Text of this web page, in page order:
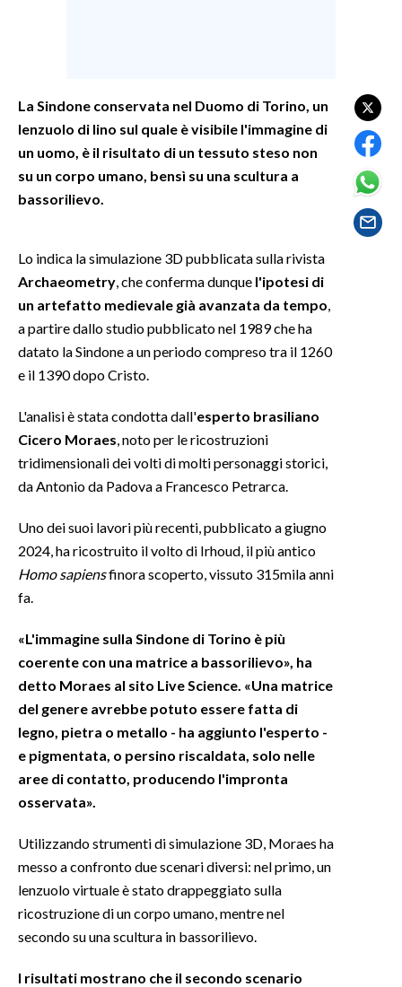
SPETTACOLI
GOSSIP
SALUTE
SARDI NEL MONDO
#CARAUNIONE
INSULARITÀ
ABBONATI
ANNUNCI
NECROLOGI
STORE
La Sindone conservata nel Duomo di Torino, un
lenzuolo di lino sul quale è visibile l'immagine di
un uomo, è il risultato di un tessuto steso non
su un corpo umano, bensì su una scultura a
bassorilievo.
Lo indica la simulazione 3D pubblicata sulla rivista
Archaeometry , che conferma dunque l'ipotesi di
un artefatto medievale già avanzata da tempo
a partire dallo studio pubblicato nel 1989 che ha
datato la Sindone a un periodo compreso tra il 1260
e il 1390 dopo Cristo.
L'analisi è stata condotta dall'esperto brasiliano
Cicero Moraes , noto per le ricostruzioni
tridimensionali dei volti di molti personaggi storici,
da Antonio da Padova a Francesco Petrarca.
Uno dei suoi lavori più recenti, pubblicato a giugno
2024, ha ricostruito il volto di Irhoud, il più antico
Homo sapiensfinora scoperto, vissuto 315mila anni
fa.
«L'immagine sulla Sindone di Torino è più
coerente con una matrice a bassorilievo», ha
detto Moraes al sito Live Science. «Una matrice
del genere avrebbe potuto essere fatta di
legno, pietra o metallo - ha aggiunto l'esperto -
e pigmentata, o persino riscaldata, solo nelle
aree di contatto, producendo l'impronta
osservata».
Utilizzando strumenti di simulazione 3D, Moraes ha
messo a confronto due scenari diversi: nel primo, un
lenzuolo virtuale è stato drappeggiato sulla
ricostruzione di un corpo umano, mentre nel
secondo su una scultura in bassorilievo.
I risultati mostrano che il secondo scenario